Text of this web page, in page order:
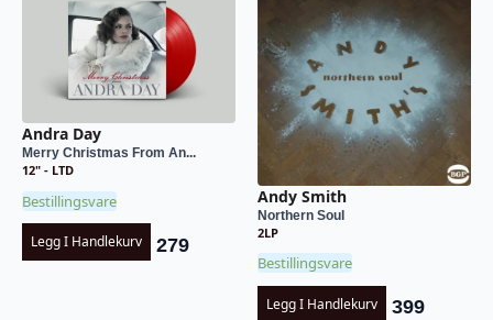
Andra Day
Merry Christmas From An...
12" - LTD
Bestillingsvare
Legg I Handlekurv 279
Andy Smith
Northern Soul
2LP
Bestillingsvare
Legg I Handlekurv 399